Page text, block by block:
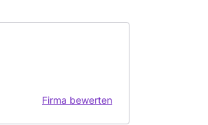
Firma bewerten